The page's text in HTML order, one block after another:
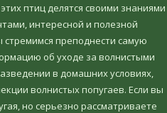
птиц делятся своими знаниями
интересной и полезной
преподнести самую
об уходе за волнистыми
в домашних условиях,
волнистых попугаев. Если вы
но серьезно рассматриваете